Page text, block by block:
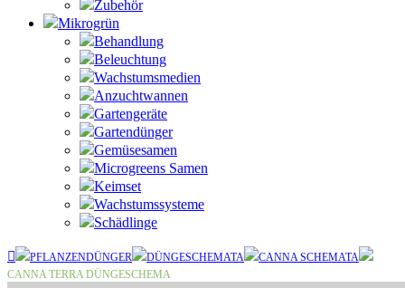
Zubehör
Mikrogrün
Behandlung
Beleuchtung
Wachstumsmedien
Anzuchtwannen
Gartengeräte
Gartendünger
Gemüsesamen
Microgreens Samen
Keimset
Wachstumssysteme
Schädlinge
PFLANZENDÜNGER DÜNGESCHEMATA
CANNA SCHEMATA
CANNA TERRA DÜNGESCHEMA